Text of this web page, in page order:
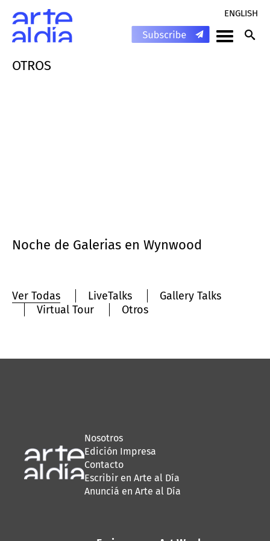
ENGLISH
OTROS
Noche de Galerias en Wynwood
Ver Todas LiveTalks
Gallery Talks
Virtual Tour
Otros
Nosotros
Edición Impresa
Contacto
Escribir en Arte al Día
Anunciá en Arte al Día